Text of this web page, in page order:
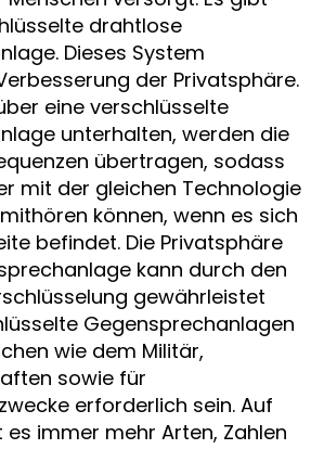
drahtlose
Dieses System
der Privatsphäre.
eine verschlüsselte
unterhalten, werden die
übertragen, sodass
mit der gleichen Technologie
können, wenn es sich
befindet. Die Privatsphäre
kann durch den
gewährleistet
Gegensprechanlagen
wie dem Militär,
sowie für
erforderlich sein. Auf
immer mehr Arten, Zahlen